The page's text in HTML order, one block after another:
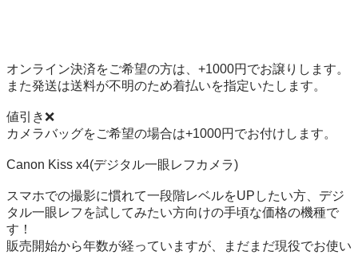
オンライン決済をご希望の方は、+1000円でお譲りします。
また発送は送料が不明のため着払いを指定いたします。
値引き❌
カメラバッグをご希望の場合は+1000円でお付けします。
Canon Kiss x4(デジタル一眼レフカメラ)
スマホでの撮影に慣れて一段階レベルをUPしたい方、デジ
タル一眼レフを試してみたい方向けの手頃な価格の機種で
す！
販売開始から年数が経っていますが、まだまだ現役でお使い